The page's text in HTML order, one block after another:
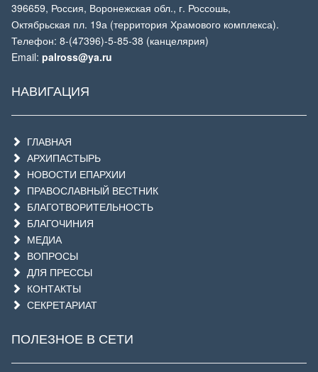
396659, Россия, Воронежская обл., г. Россошь,
Октябрьская пл. 19а (территория Храмового комплекса).
Телефон: 8-(47396)-5-85-38 (канцелярия)
Email: palross@ya.ru
НАВИГАЦИЯ
ГЛАВНАЯ
АРХИПАСТЫРЬ
НОВОСТИ ЕПАРХИИ
ПРАВОСЛАВНЫЙ ВЕСТНИК
БЛАГОТВОРИТЕЛЬНОСТЬ
БЛАГОЧИНИЯ
МЕДИА
ВОПРОСЫ
ДЛЯ ПРЕССЫ
КОНТАКТЫ
СЕКРЕТАРИАТ
ПОЛЕЗНОЕ В СЕТИ